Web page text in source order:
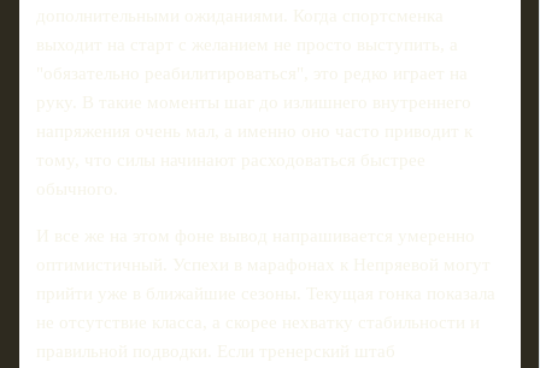
дополнительными ожиданиями. Когда спортсменка
выходит на старт с желанием не просто выступить, а
"обязательно реабилитироваться", это редко играет на
руку. В такие моменты шаг до излишнего внутреннего
напряжения очень мал, а именно оно часто приводит к
тому, что силы начинают расходоваться быстрее
обычного.
И все же на этом фоне вывод напрашивается умеренно
оптимистичный. Успехи в марафонах к Непряевой могут
прийти уже в ближайшие сезоны. Текущая гонка показала
не отсутствие класса, а скорее нехватку стабильности и
правильной подводки. Если тренерский штаб